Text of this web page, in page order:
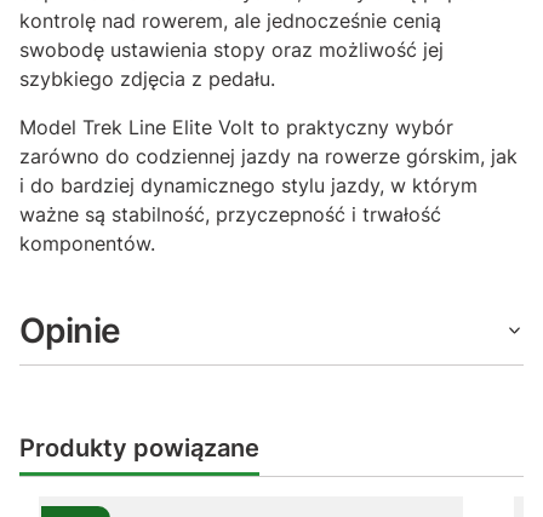
kontrolę nad rowerem, ale jednocześnie cenią
swobodę ustawienia stopy oraz możliwość jej
szybkiego zdjęcia z pedału.
Model Trek Line Elite Volt to praktyczny wybór
zarówno do codziennej jazdy na rowerze górskim, jak
i do bardziej dynamicznego stylu jazdy, w którym
ważne są stabilność, przyczepność i trwałość
komponentów.
Opinie
Produkty powiązane